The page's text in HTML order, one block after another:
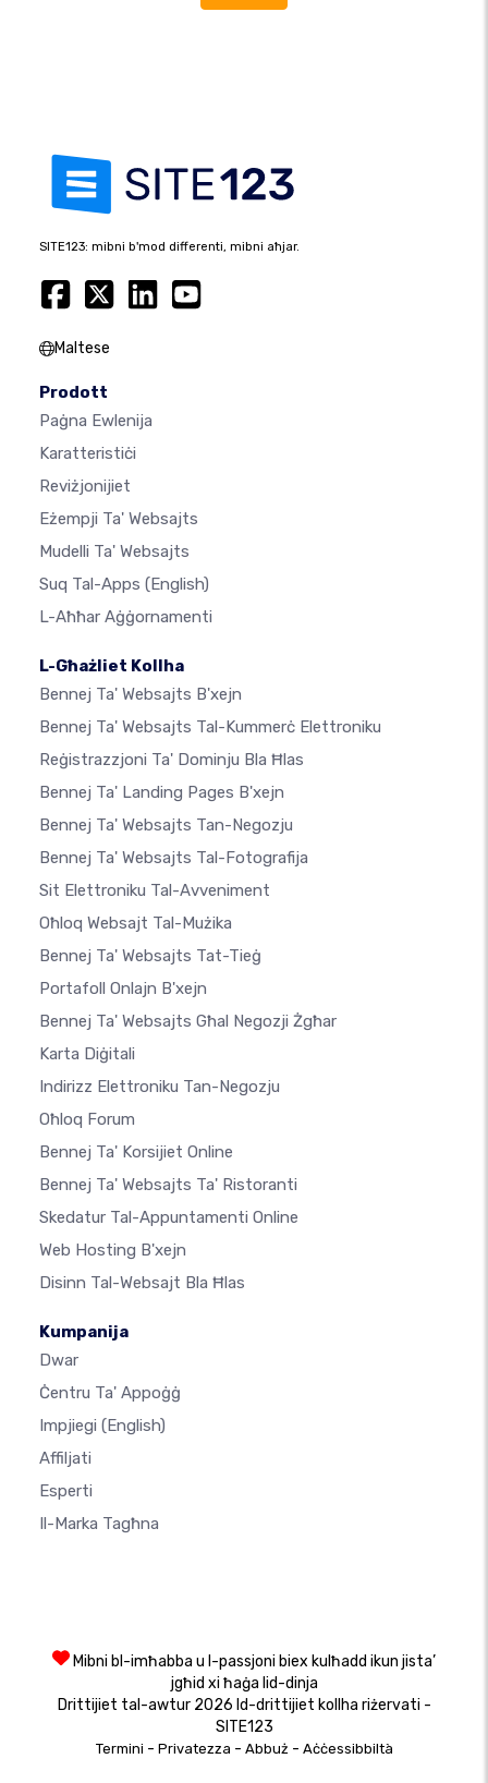
SITE123: mibni b'mod differenti, mibni aħjar.
Maltese
Prodott
Paġna Ewlenija
Karatteristiċi
Reviżjonijiet
Eżempji Ta' Websajts
Mudelli Ta' Websajts
Suq Tal-Apps (English)
L-Aħħar Aġġornamenti
L-Għażliet Kollha
Bennej Ta' Websajts B'xejn
Bennej Ta' Websajts Tal-Kummerċ Elettroniku
Reġistrazzjoni Ta' Dominju Bla Ħlas
Bennej Ta' Landing Pages B'xejn
Bennej Ta' Websajts Tan-Negozju
Bennej Ta' Websajts Tal-Fotografija
Sit Elettroniku Tal-Avveniment
Oħloq Websajt Tal-Mużika
Bennej Ta' Websajts Tat-Tieġ
Portafoll Onlajn B'xejn
Bennej Ta' Websajts Għal Negozji Żgħar
Karta Diġitali
Indirizz Elettroniku Tan-Negozju
Oħloq Forum
Bennej Ta' Korsijiet Online
Bennej Ta' Websajts Ta' Ristoranti
Skedatur Tal-Appuntamenti Online
Web Hosting B'xejn
Disinn Tal-Websajt Bla Ħlas
Kumpanija
Dwar
Ċentru Ta' Appoġġ
Impjiegi (English)
Affiljati
Esperti
Il-Marka Tagħna
Mibni bl-imħabba u l-passjoni biex kulħadd ikun jista’
jgħid xi ħaġa lid-dinja
Drittijiet tal-awtur 2026 Id-drittijiet kollha riżervati -
SITE123
Termini - Privatezza - Abbuż- Aċċessibbiltà